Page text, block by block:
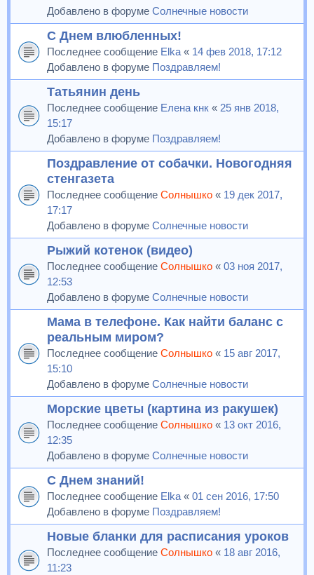
Добавлено в форуме Солнечные новости
С Днем влюбленных!
Последнее сообщение Elka « 14 фев 2018, 17:12
Добавлено в форуме Поздравляем!
Татьянин день
Последнее сообщение Елена кнк « 25 янв 2018,
15:17
Добавлено в форуме Поздравляем!
Поздравление от собачки. Новогодняя
стенгазета
Последнее сообщение Солнышко « 19 дек 2017,
17:17
Добавлено в форуме Солнечные новости
Рыжий котенок (видео)
Последнее сообщение Солнышко « 03 ноя 2017,
12:53
Добавлено в форуме Солнечные новости
Мама в телефоне. Как найти баланс с
реальным миром?
Последнее сообщение Солнышко « 15 авг 2017,
15:10
Добавлено в форуме Солнечные новости
Морские цветы (картина из ракушек)
Последнее сообщение Солнышко « 13 окт 2016,
12:35
Добавлено в форуме Солнечные новости
С Днем знаний!
Последнее сообщение Elka « 01 сен 2016, 17:50
Добавлено в форуме Поздравляем!
Новые бланки для расписания уроков
Последнее сообщение Солнышко « 18 авг 2016,
11:23